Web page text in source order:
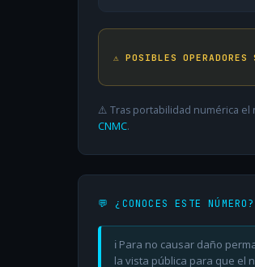
⚠️ POSIBLES OPERADORES
⚠️ Tras portabilidad numérica el
CNMC.
💬 ¿CONOCES ESTE NÚMERO?
ℹ️ Para no causar daño
la vista pública para que el